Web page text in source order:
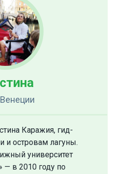
Каражия, гид-
и островам лагуны.
университет
— в 2010 году по